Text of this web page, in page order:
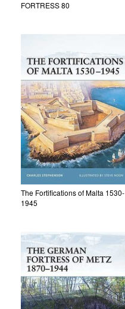
FORTRESS 80
The Fortifications of Malta 1530-
1945